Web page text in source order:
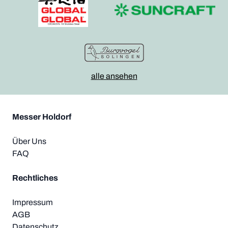
alle ansehen
Messer Holdorf
Über Uns
FAQ
Rechtliches
Impressum
AGB